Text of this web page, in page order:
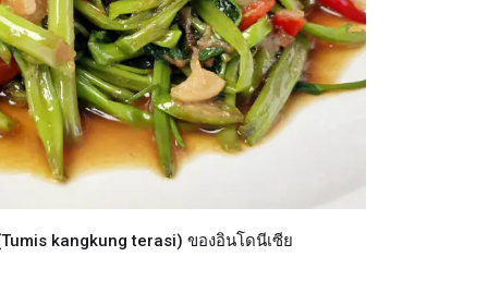
kangkung terasi) ของอินโดนีเซีย